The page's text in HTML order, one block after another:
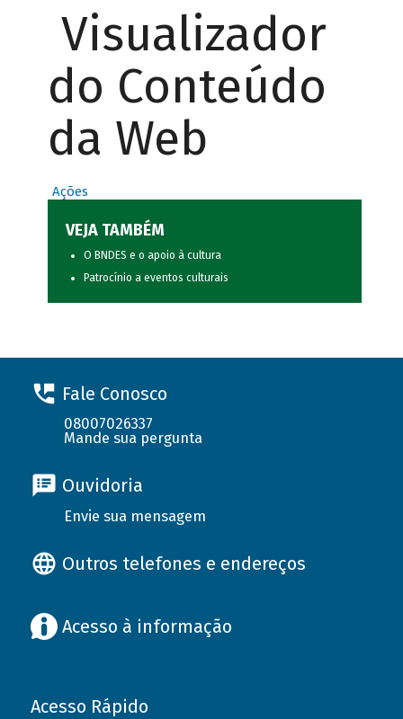
Visualizador
do Conteúdo
da Web
Ações
VEJA TAMBÉM
O BNDES e o apoio à cultura
Patrocínio a eventos culturais
Fale Conosco
08007026337
Mande sua pergunta
Ouvidoria
Envie sua mensagem
Outros telefones e endereços
Acesso à informação
Acesso Rápido